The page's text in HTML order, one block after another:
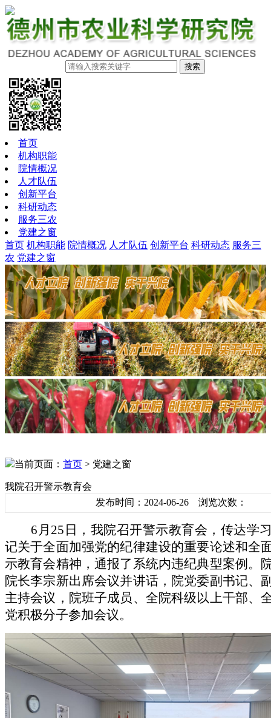
搜索
首页
机构职能
院情概况
人才队伍
创新平台
科研动态
服务三农
党建之窗
首页 机构职能 院情概况 人才队伍 创新平台 科研动态 服务三
农 党建之窗
当前页面： 首页 > 党建之窗
我院召开警示教育会
发布时间：2024-06-26 浏览次数：
6月25日，我院召开警示教育会，传达学
记关于全面加强党的纪律建设的重要论述和全
示教育会精神，通报了系统内违纪典型案例。
院长李宗新出席会议并讲话，院党委副书记、
主持会议，院班子成员、全院科级以上干部、
党积极分子参加会议。